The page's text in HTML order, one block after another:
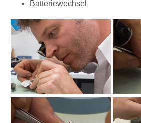
Batteriewechsel